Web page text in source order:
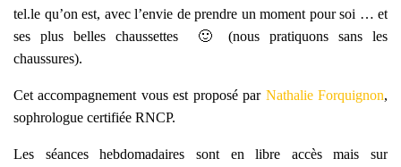
tel.le qu’on est, avec l’envie de prendre un moment pour soi … et
ses plus belles chaussettes 🙂 (nous pratiquons sans les
chaussures).
Cet accompagnement vous est proposé par Nathalie Forquignon,
sophrologue certifiée RNCP.
Les séances hebdomadaires sont en libre accès mais sur